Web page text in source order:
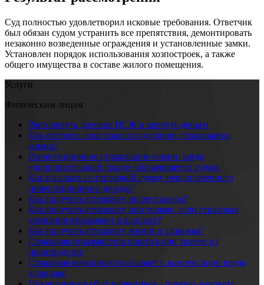
Суд полностью удовлетворил исковые требования. Ответчик
был обязан судом устранить все препятствия, демонтировать
незаконно возведенные ограждения и установленные замки.
Установлен порядок использования хозпостроек, а также
общего имущества в составе жилого помещения.
Услуги
Физическим лицам
Расторгнуть договор ИСЖ и вернуть деньги
Как отстоять свои права по договору страхования
жизни?
Инвестиционное страхование жизни: когда
«дополнительный доход» оборачивается судом.
Как взыскать со страховой сумму невыплаченного
инвестиционного дохода?
Как получить страховку после пожара?
Как получить страховку при травме, если страховая
компания отказывает в выплате?
Как получить страховку жизни и здоровья?
Страховая отказывается платить при травме на
производстве
Страховая компания отказывает в компенсации вреда
здоровью